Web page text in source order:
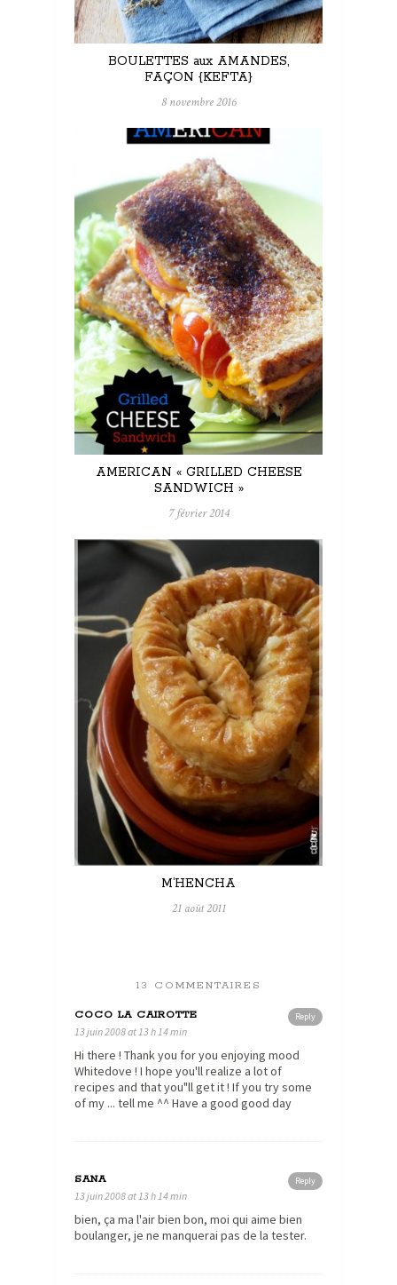
BOULETTES aux AMANDES,
FAÇON {KEFTA}
8 novembre 2016
AMERICAN « GRILLED CHEESE
SANDWICH »
7 février 2014
M’HENCHA
21 août 2011
13 COMMENTAIRES
Reply
COCO LA CAIROTTE
13 juin 2008 at 13 h 14 min
Hi there ! Thank you for you enjoying mood
Whitedove ! I hope you'll realize a lot of
recipes and that you"ll get it ! If you try some
of my ... tell me ^^ Have a good good day
Reply
SANA
13 juin 2008 at 13 h 14 min
bien, ça ma l'air bien bon, moi qui aime bien
boulanger, je ne manquerai pas de la tester.